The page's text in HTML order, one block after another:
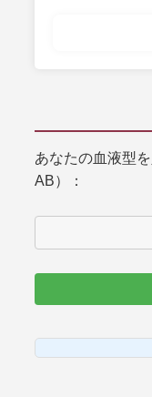
あなたの血液型
AB）：